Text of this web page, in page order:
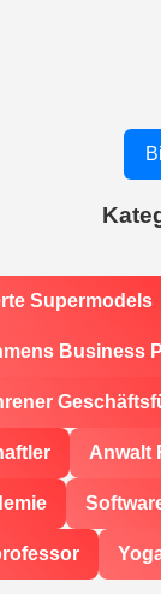
Supermodels
Business
Anwalt